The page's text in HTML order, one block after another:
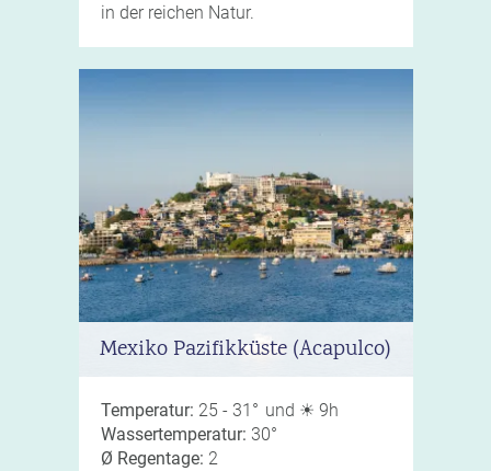
in der reichen Natur.
Mexiko Pazifikküste (Acapulco)
Temperatur: 25 - 31° und ☀ 9h
Wassertemperatur: 30°
Ø Regentage: 2